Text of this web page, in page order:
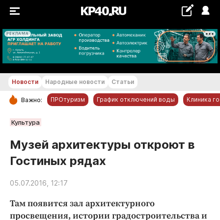
РЕКЛАМА
+16...+17 °С
РУБРИКИ
Обнинск
Новости компаний
Статьи
Народные новости
Благоустройство
Новости Народные новости Статьи
Важно: ПРОтуризм График отключений воды Клиника
Культура
Музей архитектуры откроют в
Гостиных рядах
05.07.2016, 12:17
Там появится зал архитектурного
просвещения, истории градостроительства и